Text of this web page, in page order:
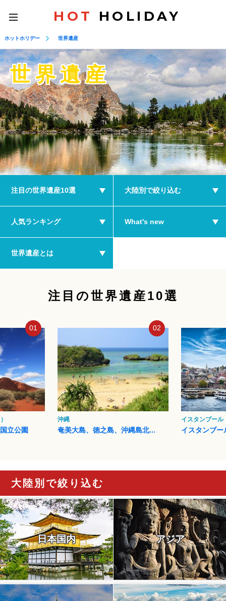
toggle
navigation
HOT HOLIDAY
ホットホリデー 世界遺産
世界遺産
注目の世界遺産10選 大陸別で絞り込む
人気ランキング What's new
世界遺産とは
注目の世界遺産10選
01
立公園
02
沖縄
奄美大島、徳之島、沖縄島北...
イスタンブール
イスタンブー
大陸別で絞り込む
日本国内 アジア